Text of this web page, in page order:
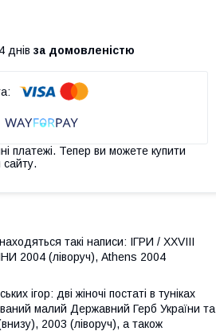
днів за домовленістю
платежі. Тепер ви можете купити
такі написи: ІГРИ / XXVIII
2004 (ліворуч), Athens 2004
ігор: дві жіночі постаті в туніках
малий Державний Герб України та
2003 (ліворуч), а також